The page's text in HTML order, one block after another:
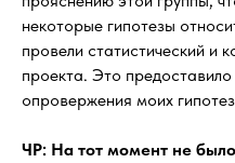
некоторые гипотезы
провели статистический и
проекта. Это
опровержения моих
ЧР: На тот момент не